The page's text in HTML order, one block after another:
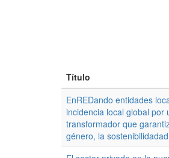
Título
EnREDando entidades
incidencia local global por
transformador que
género, la sostenibilidadad